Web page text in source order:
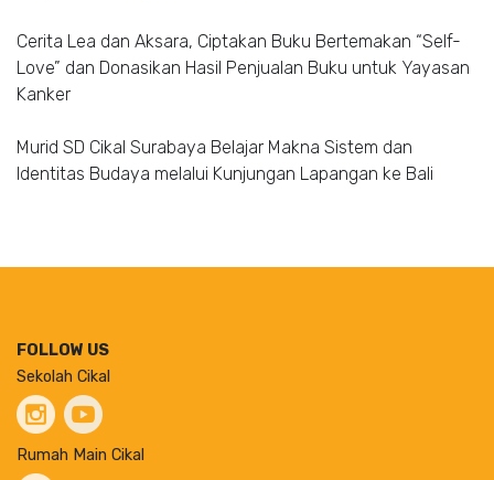
Cerita Lea dan Aksara, Ciptakan Buku Bertemakan “Self-
Love” dan Donasikan Hasil Penjualan Buku untuk Yayasan
Kanker
Murid SD Cikal Surabaya Belajar Makna Sistem dan
Identitas Budaya melalui Kunjungan Lapangan ke Bali
FOLLOW US
Sekolah Cikal
Rumah Main Cikal